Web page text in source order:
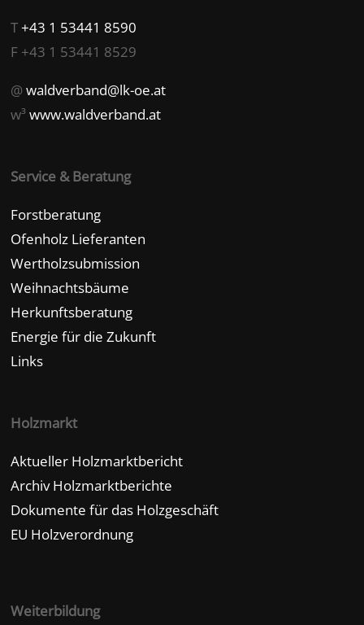
T+43 1 53441 8590
F +43 1 53441 8529
@waldverband@lk-oe.at
w³www.waldverband.at
Service & Beratung
Forstberatung
Ofenholz Lieferanten
Wertholzsubmission
Weihnachtsbäume
Herkunftsberatung
Energie für die Zukunft
Links
Holzmarkt
Aktueller Holzmarktbericht
Archiv Holzmarktberichte
Dokumente für das Holzgeschäft
EU Holzverordnung
Weiterbildung